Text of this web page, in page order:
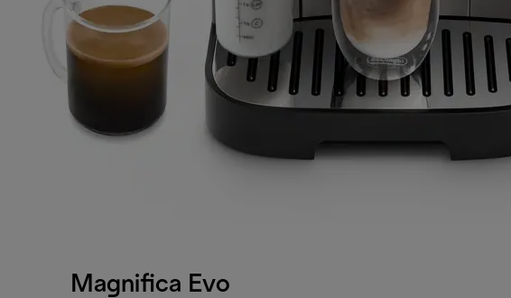
Magnifica Evo